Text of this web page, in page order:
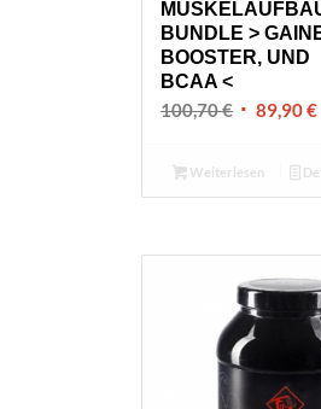
BUNDLE >
BOOSTER, UND
BCAA <
100,70€
war:
100,70 €
89,90€
Weiterlesen